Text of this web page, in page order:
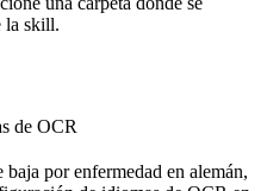
la skill.
de OCR
por enfermedad en alemán,